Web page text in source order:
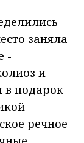
заняла
-
и
в подарок
речное